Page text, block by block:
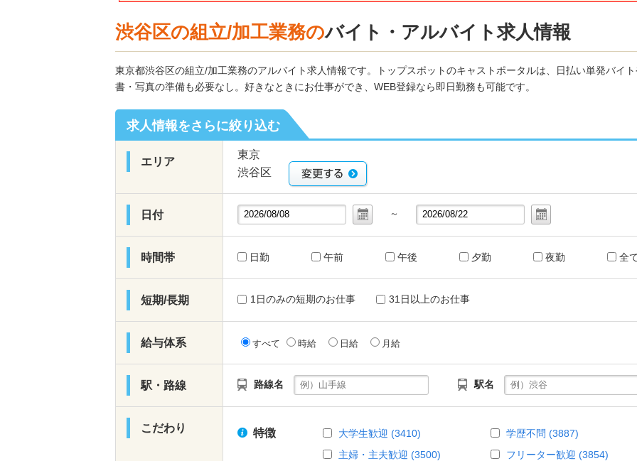
渋谷区の組立/加工業務のバイト・アルバイト求人情報
東京都渋谷区の組立/加工業務のアルバイト求人情報です。トップスポットのキャストポータルは、日払い単発バイ
書・写真の準備も必要なし。好きなときにお仕事ができ、WEB登録なら即日勤務も可能です。
求人情報をさらに絞り込む
エリア
東京
渋谷区
日付 ～
時間帯 日勤 午前 午後 夕勤 夜勤 全
短期/長期 1日のみの短期のお仕事 31日以上のお仕事
給与体系 すべて 時給 日給 月給
駅・路線 路線名 駅名
こだわり 特徴 大学生歓迎 (3410)
学歴不問 (3887)
主婦・主夫歓迎 (3500)
フリーター歓迎 (3854)